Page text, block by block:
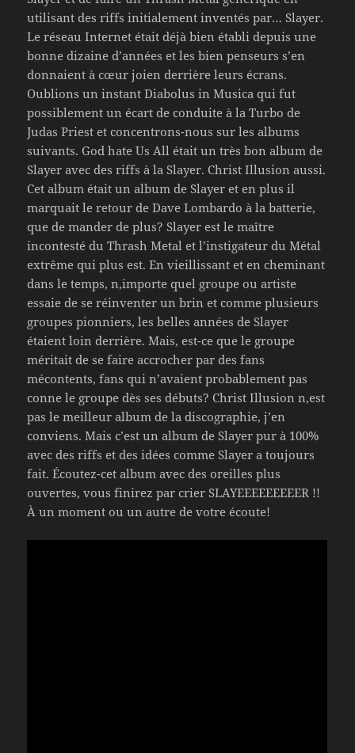
utilisant des riffs initialement inventés par… Slayer.
Le réseau Internet était déjà bien établi depuis une
bonne dizaine d’années et les bien penseurs s’en
donnaient à cœur joien derrière leurs écrans.
Oublions un instant Diabolus in Musica qui fut
possiblement un écart de conduite à la Turbo de
Judas Priest et concentrons-nous sur les albums
suivants. God hate Us All était un très bon album de
Slayer avec des riffs à la Slayer. Christ Illusion aussi.
Cet album était un album de Slayer et en plus il
marquait le retour de Dave Lombardo à la batterie,
que de mander de plus? Slayer est le maître
incontesté du Thrash Metal et l’instigateur du Métal
extrême qui plus est. En vieillissant et en cheminant
dans le temps, n,importe quel groupe ou artiste
essaie de se réinventer un brin et comme plusieurs
groupes pionniers, les belles années de Slayer
étaient loin derrière. Mais, est-ce que le groupe
méritait de se faire accrocher par des fans
mécontents, fans qui n’avaient probablement pas
conne le groupe dès ses débuts? Christ Illusion n,est
pas le meilleur album de la discographie, j’en
conviens. Mais c’est un album de Slayer pur à 100%
avec des riffs et des idées comme Slayer a toujours
fait. Écoutez-cet album avec des oreilles plus
ouvertes, vous finirez par crier SLAYEEEEEEEEER !!
À un moment ou un autre de votre écoute!